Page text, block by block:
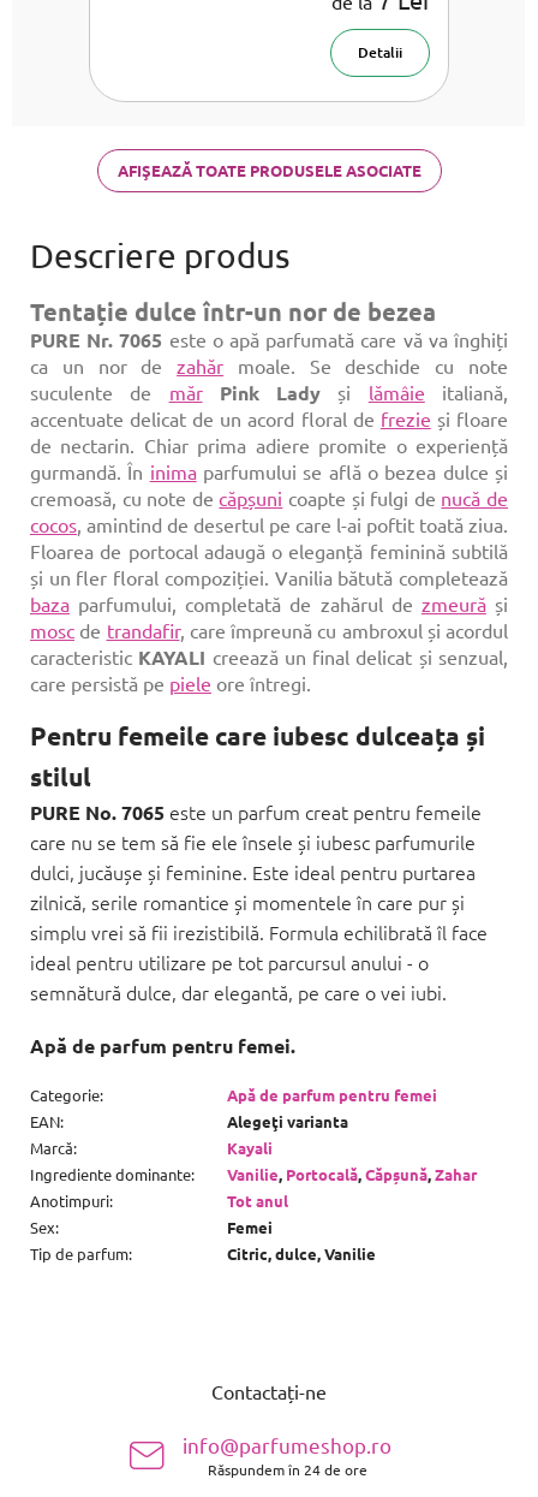
Detalii
AFIŞEAZĂ TOATE PRODUSELE ASOCIATE
Tentație dulce într-un nor de bezea
PURE Nr. 7065 este o apă parfumată care vă va înghiți
ca un nor dezahăr moale. Se deschide cu note
suculente de măr Pink Lady și lămâie italiană,
accentuate delicat de un acord floral de frezie și floare
de nectarin. Chiar prima adiere promite o experiență
gurmandă. În inimaparfumului se află o bezea dulce și
cremoasă, cu note decăpșuni coapte și fulgi de nucă de
cocos, amintind de desertul pe care l-ai poftit toată ziua.
Floarea de portocal adaugă o eleganță feminină subtilă
și un fler floral compoziției. Vanilia bătută completează
baza parfumului, completată de zahărul de zmeurăși
mosc de trandafir, care împreună cu ambroxul și acordul
caracteristic KAYALI creează un final delicat și senzual,
care persistă pe piele ore întregi.
Pentru femeile care iubesc dulceața și
stilul
PURE No. 7065 este un parfum creat pentru femeile
care nu se tem să fie ele însele și iubesc parfumurile
dulci, jucăușe și feminine. Este ideal pentru purtarea
zilnică, serile romantice și momentele în care pur și
simplu vrei să fii irezistibilă. Formula echilibrată îl face
ideal pentru utilizare pe tot parcursul anului - o
semnătură dulce, dar elegantă, pe care o vei iubi.
Apă de parfum pentru femei.
Categorie:
Apă de parfum pentru femei
EAN:
Alegeţi varianta
Marcă:
Kayali
Ingrediente dominante: Vanilie, Portocală,Căpșună,Zahar
Anotimpuri:
Tot anul
Sex:
Femei
Tip de parfum: Citric, dulce, Vanilie
Contactați-ne
info@parfumeshop.ro
Răspundem în 24 de ore